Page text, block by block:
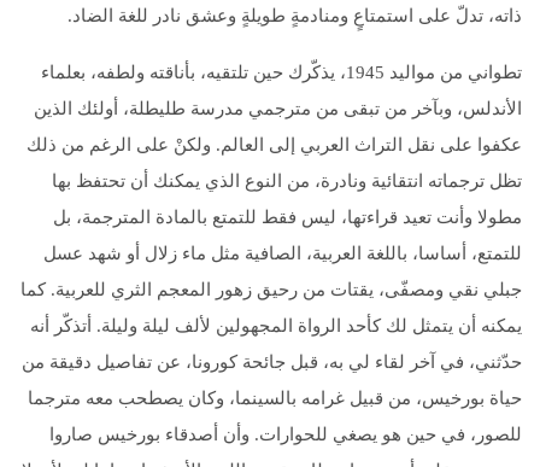
ذاته، تدلّ على استمتاعٍ ومنادمةٍ طويلةٍ وعشق نادر للغة الضاد.
تطواني من مواليد 1945، يذكّرك حين تلتقيه، بأناقته ولطفه، بعلماء
الأندلس، وبآخر من تبقى من مترجمي مدرسة طليطلة، أولئك الذين
عكفوا على نقل التراث العربي إلى العالم. ولكنْ على الرغم من ذلك
تظل ترجماته انتقائية ونادرة، من النوع الذي يمكنك أن تحتفظ بها
مطولا وأنت تعيد قراءتها، ليس فقط للتمتع بالمادة المترجمة، بل
للتمتع، أساسا، باللغة العربية، الصافية مثل ماء زلال أو شهد عسل
جبلي نقي ومصفّى، يقتات من رحيق زهور المعجم الثري للعربية. كما
يمكنه أن يتمثل لك كأحد الرواة المجهولين لألف ليلة وليلة. أتذكّر أنه
حدّثني، في آخر لقاء لي به، قبل جائحة كورونا، عن تفاصيل دقيقة من
حياة بورخيس، من قبيل غرامه بالسينما، وكان يصطحب معه مترجما
للصور، في حين هو يصغي للحوارات. وأن أصدقاء بورخيس صاروا